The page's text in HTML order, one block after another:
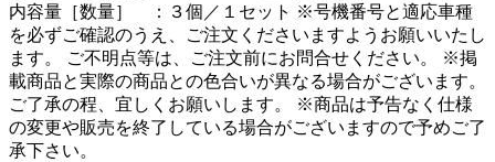
内容量［数量］ ：３個／１セット ※号機番号と適応車種
を必ずご確認のうえ、ご注文くださいますようお願いいたし
ます。 ご不明点等は、ご注文前にお問合せください。 ※掲
載商品と実際の商品との色合いが異なる場合がございます。
ご了承の程、宜しくお願いします。 ※商品は予告なく仕様
の変更や販売を終了している場合がございますので予めご了
承下さい。